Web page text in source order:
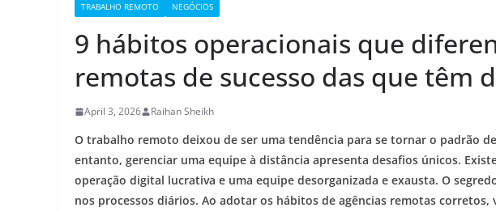
TRABALHO REMOTO NEGÓCIOS
9 hábitos operacionais que
remotas de sucesso das que têm
April 3, 2026 Raihan Sheikh
O trabalho remoto deixou de ser uma tendência para se tornar o padrão
entanto, gerenciar uma equipe à distância apresenta desafios únicos.
operação digital lucrativa e uma equipe desorganizada e exausta. O
nos processos diários. Ao adotar os hábitos de agências remotas corretos,